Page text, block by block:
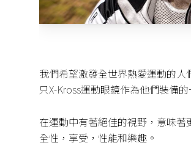
我們希望激發全世界熱愛運動的人
只X-Kross運動眼鏡作為他們裝備的
在運動中有著絕佳的視野，意味著
全性，享受，性能和樂趣。